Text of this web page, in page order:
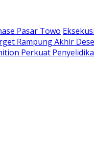
Pasar Towo
Rampung Akhir
Perkuat